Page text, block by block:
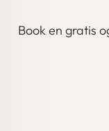
Book en gratis